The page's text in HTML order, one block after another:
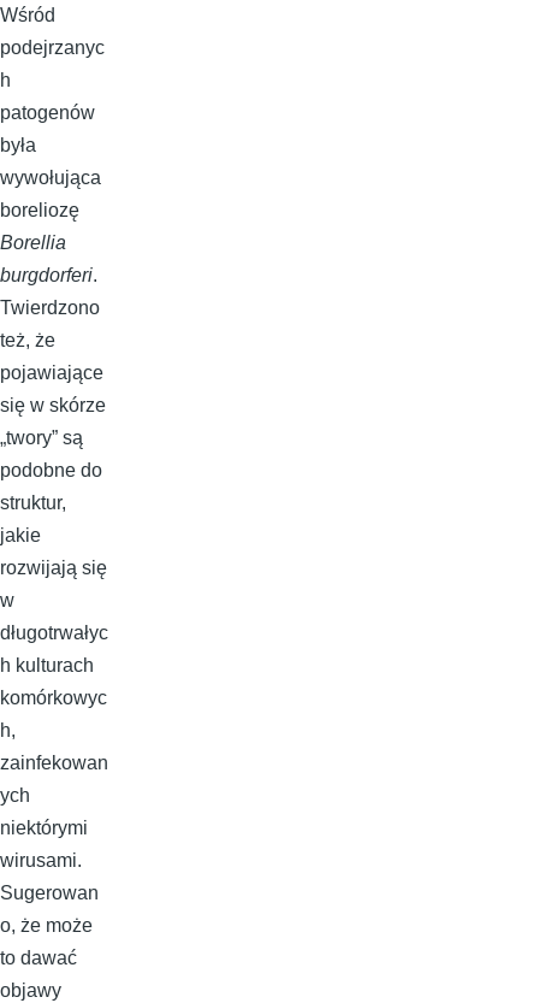
Wśród
podejrzanyc
h
patogenów
była
wywołująca
boreliozę
Borellia
burgdorferi.
Twierdzono
też, że
pojawiające
się w skórze
„twory” są
podobne do
struktur,
jakie
rozwijają się
w
długotrwałyc
h kulturach
komórkowyc
h,
zainfekowan
ych
niektórymi
wirusami.
Sugerowan
o, że może
to dawać
objawy